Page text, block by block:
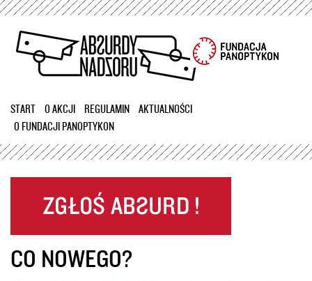
Przejdź
treści
START O AKCJI REGULAMIN
AKTUALNOŚCI
O FUNDACJI PANOPTYKON
CO NOWEGO?